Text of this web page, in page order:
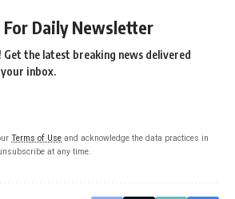
For Daily Newsletter
Get the latest breaking news delivered
inbox.
Terms of Use and acknowledge the data practices in
at any time.